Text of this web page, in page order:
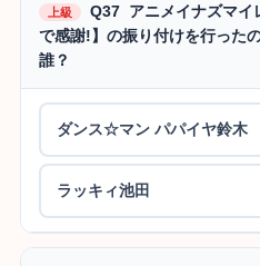
上級
Q37 アニメイナズマイ
で感謝!】の振り付けを行った
誰？
ダンス☆マン パパイヤ鈴木
ラッキィ池田